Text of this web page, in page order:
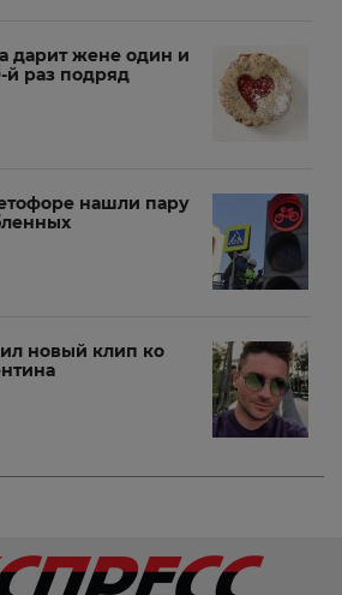
дарит жене один и
й раз подряд
нашли пару
новый клип ко